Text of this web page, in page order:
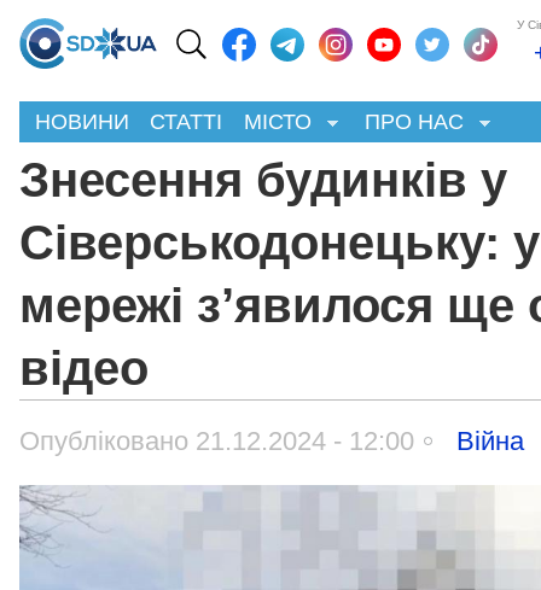
У
НОВИНИ СТАТТІ МІСТО ПРО НАС
Знесення будинків у
Сіверськодонецьку: у
мережі з’явилося ще
відео
Опубліковано 21.12.2024 - 12:00 Війна